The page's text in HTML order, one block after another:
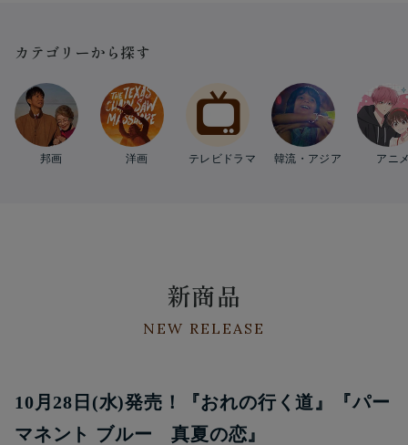
カテゴリーから探す
邦画 洋画 テレビドラマ 韓流・アジア アニ
新商品
NEW RELEASE
10月28日(水)発売！『おれの行く道』『パー
マネント ブルー 真夏の恋』